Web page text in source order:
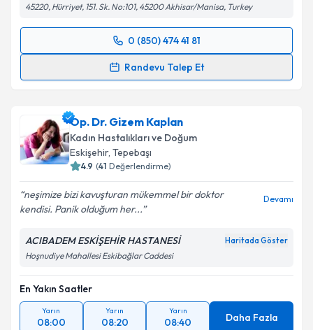
45220, Hürriyet, 151. Sk. No:101, 45200 Akhisar/Manisa, Turkey
0 (850) 474 41 81
Randevu Talep Et
Randevu Takvimi Talebi
için bir takvim hazırlandığında e-posta ile
bilgilendireceğiz.
E-posta Adresiniz
Kişisel verilerimin işlenmesine ilişkin
Metni'ni okudum ve kişisel verilerimin belirtilen
kapsamda işlenmesini kabul ediyorum.
Takvim Talebini Gönder
Op. Dr. Gizem Kaplan
Kadın Hastalıkları ve Doğum
Eskişehir, Tepebaşı
4.9 (41 Değerlendirme)
neşimize bizi kavuşturan mükemmel bir doktor
kendisi. Panik olduğum her...
Devamı
ACIBADEM ESKİŞEHİR HASTANESİ Haritada Göster
Hoşnudiye Mahallesi Eskibağlar Caddesi
En Yakın Saatler
Yarın
08:00
Yarın
08:20
Yarın
08:40 Daha Fazla